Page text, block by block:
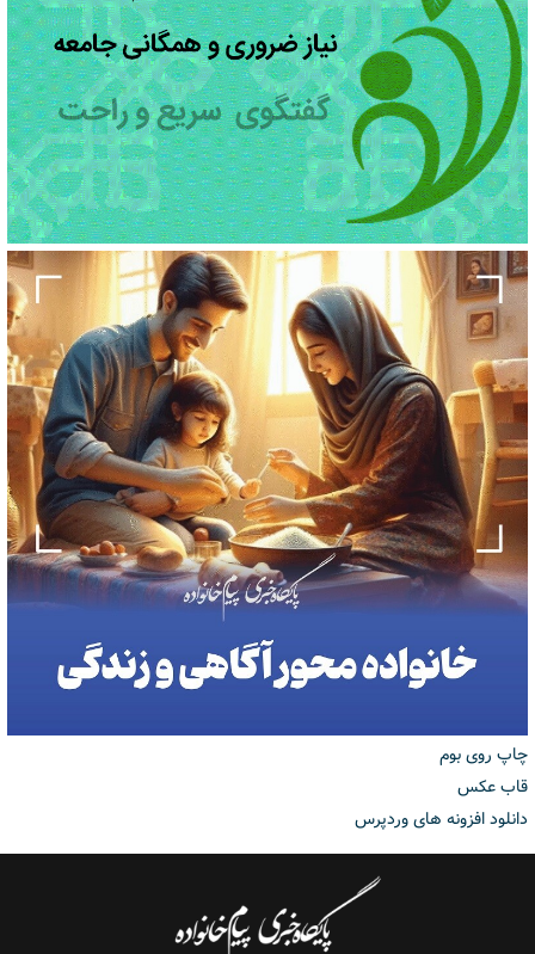
چاپ روی بوم
قاب عکس
دانلود افزونه های وردپرس